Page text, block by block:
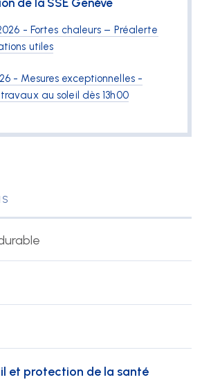
et protection de la santé
de la SSE Genève
- Fortes chaleurs – Préalerte
utiles
- Mesures exceptionnelles -
au soleil dès 13h00